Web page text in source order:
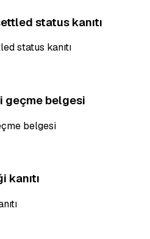
status kanıtı
status kanıtı
geçme belgesi
belgesi